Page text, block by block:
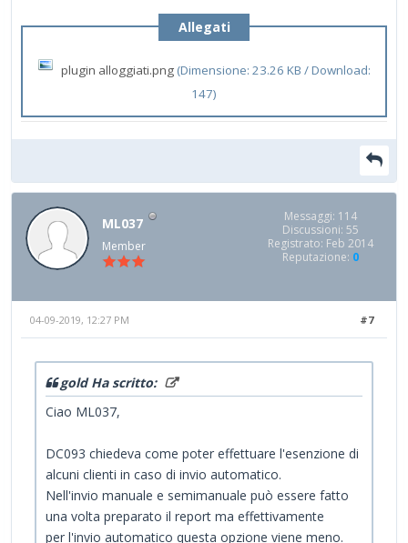
Allegati
plugin alloggiati.png(Dimensione: 23.26 KB / Download:
147)
ML037
Member
Messaggi: 114
Discussioni: 55
Registrato: Feb 2014
Reputazione: 0
#7
04-09-2019, 12:27 PM
gold Ha scritto:
Ciao ML037,
DC093 chiedeva come poter effettuare l'esenzione di
alcuni clienti in caso di invio automatico.
Nell'invio manuale e semimanuale può essere fatto
una volta preparato il report ma effettivamente
per l'invio automatico questa opzione viene meno.